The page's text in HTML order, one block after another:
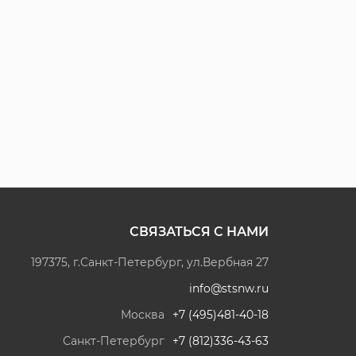
СВЯЗАТЬСЯ С НАМИ
197375, г.Санкт-Петербург, ул.Вербная 27
info@stsnw.ru
Москва
+7 (495)481-40-18
Санкт-Петербург
+7 (812)336-43-63